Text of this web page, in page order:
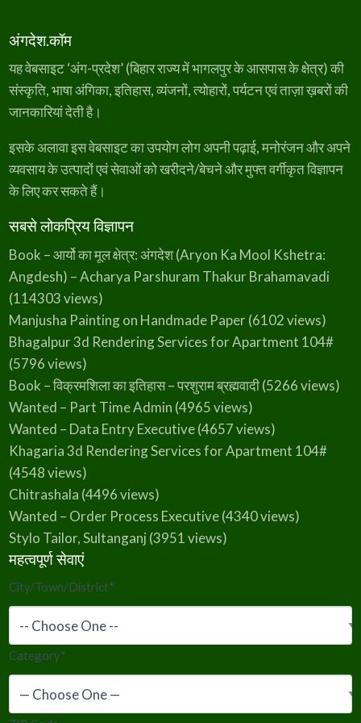
अंगदेश.कॉम
यह वेबसाइट ‘अंग-प्रदेश’ (बिहार राज्य में भागलपुर के आसपास के क्षेत्र) की
संस्कृति, भाषा अंगिका, इतिहास, व्यंजनों, त्योहारों, पर्यटन एवं ताज़ा ख़बरों की
जानकारियां देती है।
इसके अलावा इस वेबसाइट का उपयोग लोग अपनी पढ़ाई, मनोरंजन और अपने
व्यवसाय के उत्पादों एवं सेवाओं को खरीदने/बेचने और मुफ्त वर्गीकृत विज्ञापन
के लिए कर सकते हैं।
सबसे लोकप्रिय विज्ञापन
Book – आर्यो का मूल क्षेत्र: अंगदेश (Aryon Ka Mool Kshetra:
Angdesh) – Acharya Parshuram Thakur Brahamavadi
(114303 views)
Manjusha Painting on Handmade Paper(6102 views)
Bhagalpur 3d Rendering Services for Apartment 104#
(5796 views)
Book – विक्रमशिला का इतिहास – परशुराम ब्रह्मवादी(5266 views)
Wanted – Part Time Admin (4965 views)
Wanted – Data Entry Executive(4657 views)
Khagaria 3d Rendering Services for Apartment 104#
(4548 views)
Chitrashala (4496 views)
Wanted – Order Process Executive(4340 views)
Stylo Tailor, Sultanganj (3951 views)
महत्वपूर्ण सेवाएं
City/Town/District*
Category*